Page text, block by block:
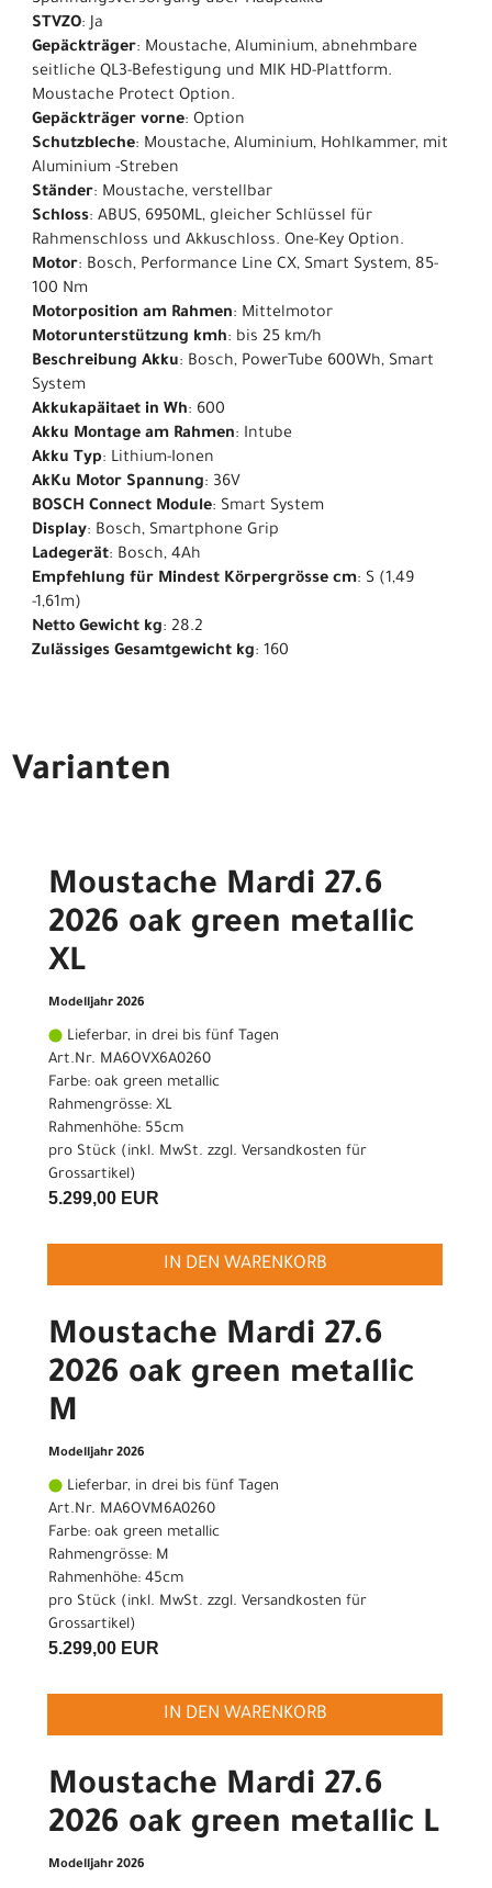
STVZO: Ja
Gepäckträger: Moustache, Aluminium, abnehmbare
seitliche QL3-Befestigung und MIK HD-Plattform.
Moustache Protect Option.
Gepäckträger vorne: Option
Schutzbleche: Moustache, Aluminium, Hohlkammer, mit
Aluminium -Streben
Ständer: Moustache, verstellbar
Schloss: ABUS, 6950ML, gleicher Schlüssel für
Rahmenschloss und Akkuschloss. One-Key Option.
Motor: Bosch, Performance Line CX, Smart System, 85-
100 Nm
Motorposition am Rahmen: Mittelmotor
Motorunterstützung kmh: bis 25 km/h
Beschreibung Akku: Bosch, PowerTube 600Wh, Smart
System
Akkukapäitaet in Wh: 600
Akku Montage am Rahmen: Intube
Akku Typ: Lithium-Ionen
AkKu Motor Spannung: 36V
BOSCH Connect Module: Smart System
Display: Bosch, Smartphone Grip
Ladegerät: Bosch, 4Ah
Empfehlung für Mindest Körpergrösse cm: S (1,49
-1,61m)
Netto Gewicht kg: 28.2
Zulässiges Gesamtgewicht kg: 160
Varianten
Moustache Mardi 27.6
2026 oak green metallic
XL
Modelljahr 2026
Lieferbar, in drei bis fünf Tagen
Art.Nr. MA6OVX6A0260
Farbe: oak green metallic
Rahmengrösse: XL
Rahmenhöhe: 55cm
pro Stück (inkl. MwSt. zzgl. Versandkosten für
Grossartikel)
5.299,00 EUR
IN DEN WARENKORB
Moustache Mardi 27.6
2026 oak green metallic
M
Modelljahr 2026
Lieferbar, in drei bis fünf Tagen
Art.Nr. MA6OVM6A0260
Farbe: oak green metallic
Rahmengrösse: M
Rahmenhöhe: 45cm
pro Stück (inkl. MwSt. zzgl. Versandkosten für
Grossartikel)
5.299,00 EUR
IN DEN WARENKORB
Moustache Mardi 27.6
2026 oak green metallic L
Modelljahr 2026